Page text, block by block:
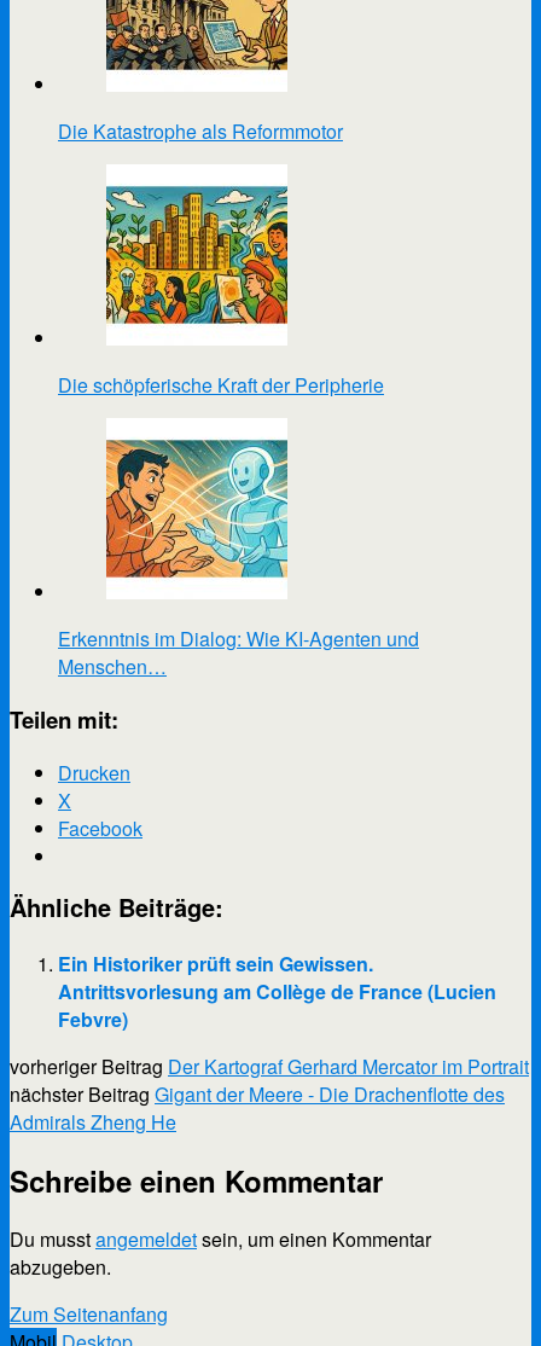
Die Katastrophe als Reformmotor
Die schöpferische Kraft der Peripherie
Erkenntnis im Dialog: Wie KI-Agenten und
Menschen…
Teilen mit:
Drucken
X
Facebook
Ähnliche Beiträge:
Ein Historiker prüft sein Gewissen.
Antrittsvorlesung am Collège de France (Lucien
Febvre)
vorheriger Beitrag Der Kartograf Gerhard Mercator im Portrait
nächster Beitrag Gigant der Meere - Die Drachenflotte des
Admirals Zheng He
Schreibe einen Kommentar
Du musstangemeldetsein, um einen Kommentar
abzugeben.
Scroll
Up
Zum Seitenanfang